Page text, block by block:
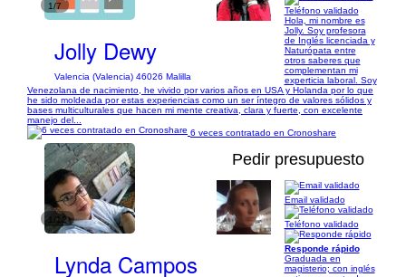
1/7
Jolly Dewy
Valencia (Valencia) 46026 Malilla
Teléfono validado
Hola, mi nombre es
Jolly. Soy profesora
de Inglés licenciada y
Naturópata entre
otros saberes que
complementan mi
experticia laboral. Soy
Venezolana de nacimiento, he vivido por varios años en USA y Holanda por lo que
he sido moldeada por estas experiencias como un ser íntegro de valores sólidos y
bases multiculturales que hacen mi mente creativa, clara y fuerte, con excelente
manejo del...
6 veces contratado en Cronoshare
1/12
Pedir presupuesto
Lynda Campos
Email validado
Teléfono validado
Responde rápido
Graduada en
magisterio; con inglés